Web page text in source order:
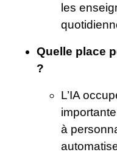
les
Quelle place
?
L’IA
à